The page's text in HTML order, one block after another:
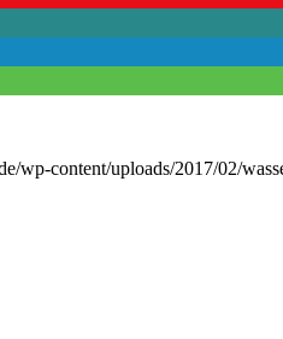
wp-content/uploads/2017/02/